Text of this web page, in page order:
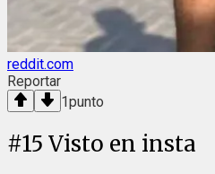
reddit.com
Reportar
1punto
#15 Visto en insta